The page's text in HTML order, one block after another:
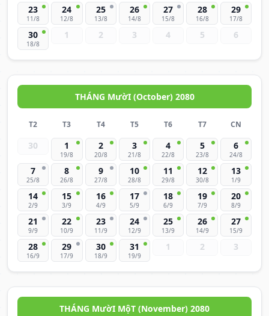
23
11/8
24
12/8
25
13/8
26
14/8
27
15/8
28
16/8
29
17/8
30
18/8
1 2 3 4 5 6
THÁNG MườI (October) 2080
T2 T3 T4 T5 T6 T7 CN
30 1
19/8
2
20/8
3
21/8
4
22/8
5
23/8
6
24/8
7
25/8
8
26/8
9
27/8
10
28/8
11
29/8
12
30/8
13
1/9
14
2/9
15
3/9
16
4/9
17
5/9
18
6/9
19
7/9
20
8/9
21
9/9
22
10/9
23
11/9
24
12/9
25
13/9
26
14/9
27
15/9
28
16/9
29
17/9
30
18/9
31
19/9
1 2 3
THÁNG MườI MộT (November) 2080